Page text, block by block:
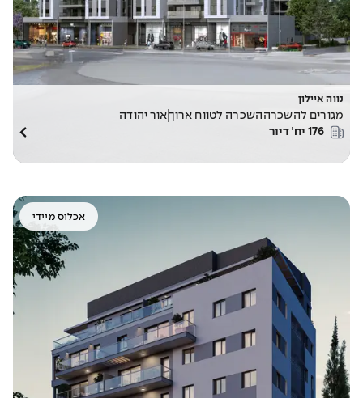
נווה איילון
מגורים להשכרה השכרה לטווח ארוךאור יהודה
176 יח׳ דיור
אכלוס מיידי